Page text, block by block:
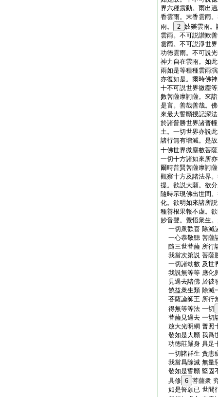
界六種震動。雨出
香雲雨。末香雲雨
雨。
2 妓樂雲雨。
雲雨。不可説讃歎
雲雨。不可説淨世
功徳雲雨。不可説
神力自在雲雨。如
雨如是等種種雲雨
亦復如是。爾時佛
十不可説世界微塵
數菩薩摩訶薩。來
是言。善哉善哉。
來最大誓願授記深
於諸普勝世界諸普
土。一切世界亦説
諸行無有増減。是
十佛世界微塵數菩
一切十方諸如來所
爾時普賢菩薩摩訶
觀察十方及諸法界
提。欲説大願。欲
隨時示現佛出世間
化。欲明如來諸所
種善根果報不虚。
妙音聲。覺悟衆生
一切衆歡喜 除滅
一心恭敬聽 菩薩
隨三世菩薩 所行
我當次第説 菩薩
一切諸劫數 及世
我説無等等 應化
見過去諸佛 於彼
饒益衆生類 除滅
菩薩論師王 所行
得無等等法 一切
菩薩見過去 一切
放大光明網 普照
發如是大願 我爲
功徳莊嚴身 具足
一切諸群生 貪恚
我當爲除滅 無量
發如是誓願 堅固
具修 6 菩薩衆
如是誓願已 世間